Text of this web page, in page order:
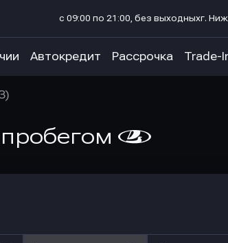
с 09:00 по 21:00, без выходныхг.
Автокредит Рассрочка Trade-